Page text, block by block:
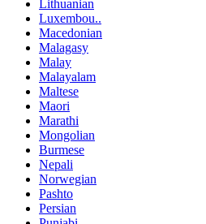
Lithuanian
Luxembou..
Macedonian
Malagasy
Malay
Malayalam
Maltese
Maori
Marathi
Mongolian
Burmese
Nepali
Norwegian
Pashto
Persian